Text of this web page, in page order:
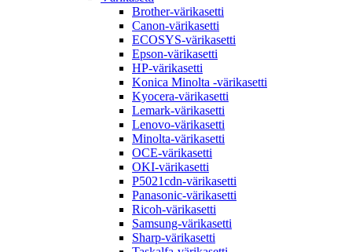
Brother-värikasetti
Canon-värikasetti
ECOSYS-värikasetti
Epson-värikasetti
HP-värikasetti
Konica Minolta -värikasetti
Kyocera-värikasetti
Lemark-värikasetti
Lenovo-värikasetti
Minolta-värikasetti
OCE-värikasetti
OKI-värikasetti
P5021cdn-värikasetti
Panasonic-värikasetti
Ricoh-värikasetti
Samsung-värikasetti
Sharp-värikasetti